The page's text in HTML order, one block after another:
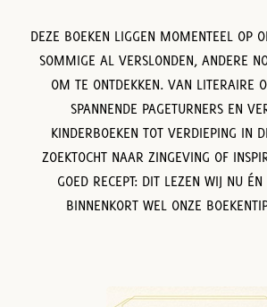
DEZE BOEKEN LIGGEN MOMENTEEL OP
SOMMIGE AL VERSLONDEN, ANDERE
OM TE ONTDEKKEN. VAN LITERAIRE
SPANNENDE PAGETURNERS EN
KINDERBOEKEN TOT VERDIEPING IN
ZOEKTOCHT NAAR ZINGEVING OF
GOED RECEPT: DIT LEZEN WIJ NU
BINNENKORT WEL ONZE